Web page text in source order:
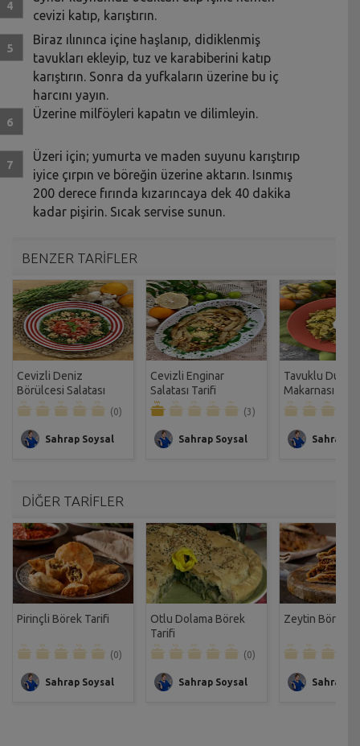
cevizi katıp, karıştırın.
Biraz ılınınca içine haşlanıp, didiklenmiş
tavukları ekleyip, tuz ve karabiberini katıp
karıştırın. Sonra da yufkaların üzerine bu iç
harcını yayın.
Üzerine milföyleri kapatın ve dilimleyin.
Üzeri için; yumurta ve maden suyunu karıştırıp
iyice çırpın ve böreğin üzerine aktarın. Isınmış
200 derece fırında kızarıncaya dek 40 dakika
kadar pişirin. Sıcak servise sunun.
BENZER TARİFLER
Cevizli Deniz
Börülcesi Salatası
Tarifi
(0)
Sahrap Soysal
Cevizli Enginar
Salatası Tarifi
(3)
Sahrap Soysal
Tavuklu
Makarnası
Sahrap
DİĞER TARİFLER
Pirinçli Börek Tarifi
(0)
Sahrap Soysal
Otlu Dolama Börek
Tarifi
(0)
Sahrap Soysal
Zeytin Böreği
Sahrap